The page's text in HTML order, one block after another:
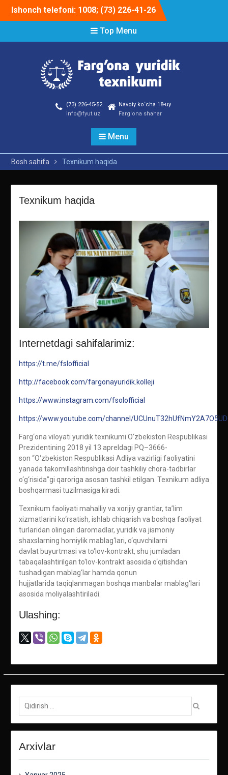
Ishonch telefoni: 1008; (73) 226-41-26
Top Menu
(73) 226-45-52
info@fyut.uz
Navoiy ko`cha 18-uy
Farg'ona shahar
Menu
Bosh sahifa Texnikum haqida
Texnikum haqida
Internetdagi sahifalarimiz:
https://t.me/fslofficial
http://facebook.com/fargonayuridik.kolleji
https://www.instagram.com/fsolofficial
https://www.youtube.com/channel/
Farg‘ona viloyati yuridik texnikumi O‘zbekiston Respublikasi
Prezidentining 2018 yil 13 apreldagi PQ–3666-
son “O‘zbekiston Respublikasi Adliya vazirligi faoliyatini
yanada takomillashtirishga doir tashkiliy chora-tadbirlar
o‘g‘risida”gi qaroriga asosan tashkil etilgan. Texnikum adliya
boshqarmasi tuzilmasiga kiradi.
Texnikum faoliyati mahalliy va xorijiy grantlar, ta’lim
xizmatlarini ko‘rsatish, ishlab chiqarish va boshqa faoliyat
turlaridan olingan daromadlar, yuridik va jismoniy
shaxslarning homiylik mablag‘lari, o‘quvchilarni
davlat buyurtmasi va to‘lov-kontrakt, shu jumladan
tabaqalashtirilgan to‘lov-kontrakt asosida o‘qitishdan
tushadigan mablag‘lar hamda qonun
hujjatlarida taqiqlanmagan boshqa manbalar mablag‘lari
asosida moliyalashtiriladi.
Ulashing:
Qidirish:
Arxivlar